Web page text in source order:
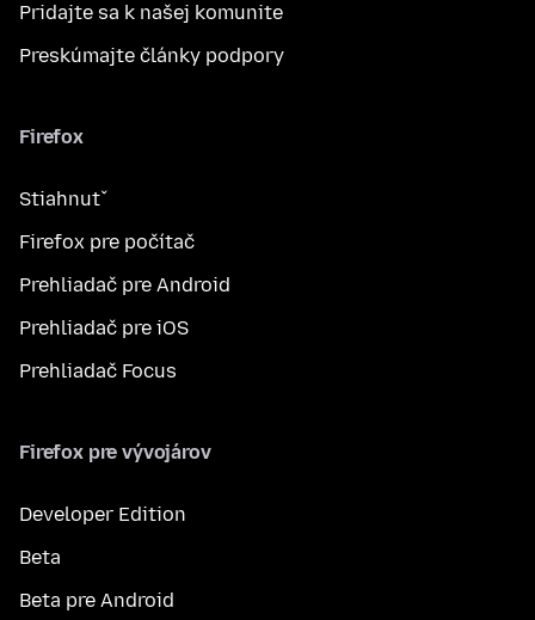
Pridajte sa k našej komunite
Preskúmajte články podpory
Firefox
Stiahnuť
Firefox pre počítač
Prehliadač pre Android
Prehliadač pre iOS
Prehliadač Focus
Firefox pre vývojárov
Developer Edition
Beta
Beta pre Android